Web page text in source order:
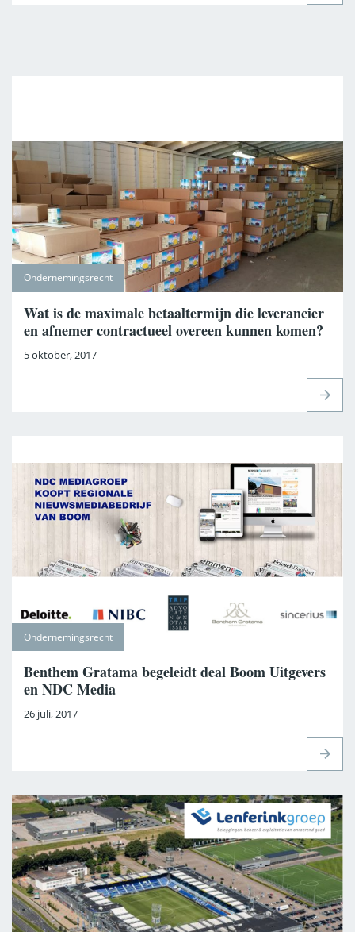
Ondernemingsrecht
Wat is de maximale betaaltermijn die leverancier
en afnemer contractueel overeen kunnen komen?
5 oktober, 2017
Ondernemingsrecht
Benthem Gratama begeleidt deal Boom Uitgevers
en NDC Media
26 juli, 2017